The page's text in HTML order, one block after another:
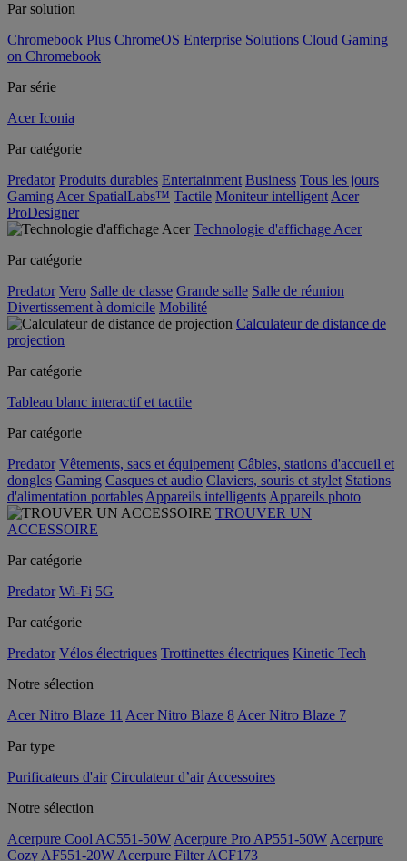
Par solution
Chromebook Plus ChromeOS Enterprise Solutions Cloud Gaming
on Chromebook
Par série
Acer Iconia
Par catégorie
Predator Produits durables Entertainment Business Tous les jours
Gaming Acer SpatialLabs™ Tactile Moniteur intelligent Acer
ProDesigner
Technologie d'affichage Acer
Par catégorie
Predator Vero Salle de classe Grande salle Salle de réunion
Divertissement à domicile Mobilité
Calculateur de distance de
projection
Par catégorie
Tableau blanc interactif et tactile
Par catégorie
Predator Vêtements, sacs et équipement Câbles, stations d'accueil et
dongles Gaming Casques et audio Claviers, souris et stylet Stations
d'alimentation portables Appareils intelligents Appareils photo
TROUVER UN
ACCESSOIRE
Par catégorie
Predator Wi-Fi 5G
Par catégorie
Predator Vélos électriques Trottinettes électriques Kinetic Tech
Notre sélection
Acer Nitro Blaze 11 Acer Nitro Blaze 8 Acer Nitro Blaze 7
Par type
Purificateurs d'air Circulateur d’air Accessoires
Notre sélection
Acerpure Cool AC551-50W Acerpure Pro AP551-50W Acerpure
Cozy AF551-20W Acerpure Filter ACF173